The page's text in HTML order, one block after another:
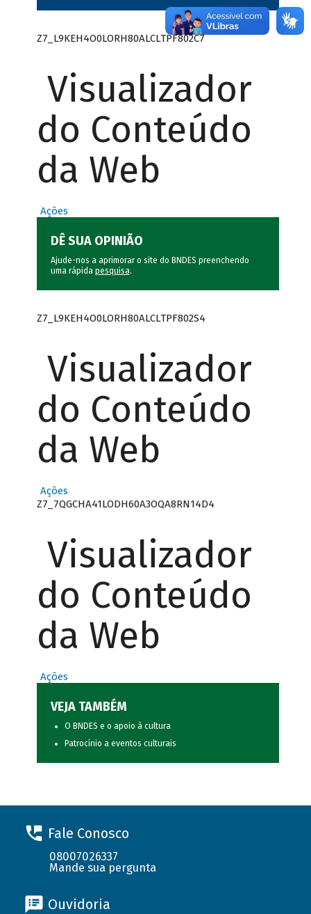
Z7_L9KEH4O0LORH80ALCLTPF802C7
Visualizador
do Conteúdo
da Web
Ações
DÊ SUA OPINIÃO
Ajude-nos a aprimorar o site do BNDES preenchendo
uma rápida pesquisa.
Z7_L9KEH4O0LORH80ALCLTPF802S4
Visualizador
do Conteúdo
da Web
Ações
Z7_7QGCHA41LODH60A3OQA8RN14D4
Visualizador
do Conteúdo
da Web
Ações
VEJA TAMBÉM
O BNDES e o apoio à cultura
Patrocínio a eventos culturais
Fale Conosco
08007026337
Mande sua pergunta
Ouvidoria